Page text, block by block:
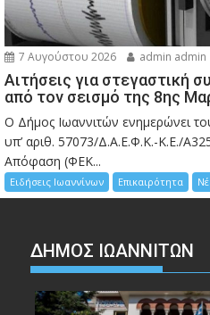
7 Αυγούστου 2026 admin admin
Αιτήσεις για στεγαστική
από τον σεισμό της 8ης
Ο Δήμος Ιωαννιτών ενημερώνει
υπ’ αριθ. 57073/Δ.Α.Ε.Φ.Κ.-Κ.Ε./
Απόφαση (ΦΕΚ...
Ειδήσεις Ιωαννίνων Επικαιρότητα
ΔΗΜΟΣ ΙΩΑΝΝΙΤΩΝ